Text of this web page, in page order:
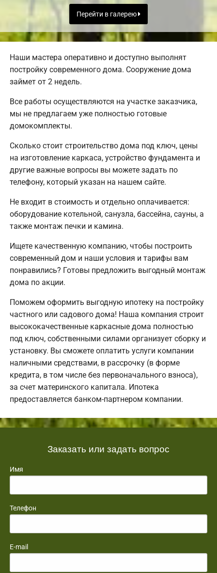
Перейти в галерею
Наши мастера оперативно и доступно выполнят
постройку современного дома. Сооружение дома
займет от 2 недель.
Все работы осуществляются на участке заказчика,
мы не предлагаем уже полностью готовые
домокомплекты.
Сколько стоит строительство дома под ключ, цены
на изготовление каркаса, устройство фундамента и
другие важные вопросы вы можете задать по
телефону, который указан на нашем сайте.
Не входит в стоимость и отдельно оплачивается:
оборудование котельной, санузла, бассейна, сауны, а
также монтаж печки и камина.
Ищете качественную компанию, чтобы построить
современный дом и наши условия и тарифы вам
понравились? Готовы предложить выгодный монтаж
дома по акции.
Поможем оформить выгодную ипотеку на постройку
частного или садового дома! Наша компания строит
высококачественные каркасные дома полностью
под ключ, собственными силами организует сборку и
установку. Вы сможете оплатить услуги компании
наличными средствами, в рассрочку (в форме
кредита, в том числе без первоначального взноса),
за счет материнского капитала. Ипотека
предоставляется банком-партнером компании.
Заказать или задать вопрос
Имя
Телефон
E-mail